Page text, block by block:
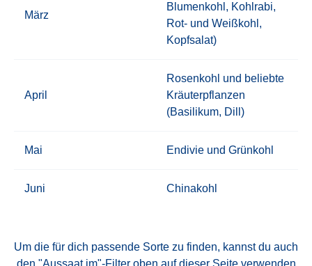
März
Blumenkohl, Kohlrabi,
Rot- und Weißkohl,
Kopfsalat)
April
Rosenkohl und beliebte
Kräuterpflanzen
(Basilikum, Dill)
Mai Endivie und Grünkohl
Juni Chinakohl
Um die für dich passende Sorte zu finden, kannst du auch
den "Aussaat im"-Filter oben auf dieser Seite verwenden